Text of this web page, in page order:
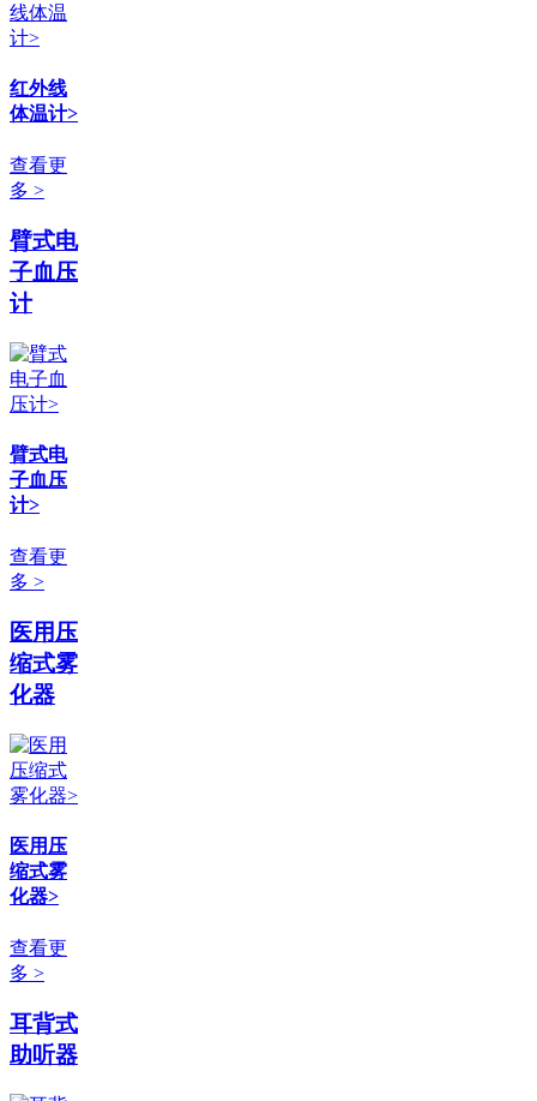
红外线
体温计>
查看更
多 >
臂式电
子血压
计
臂式电
子血压
计>
查看更
多 >
医用压
缩式雾
化器
医用压
缩式雾
化器>
查看更
多 >
耳背式
助听器